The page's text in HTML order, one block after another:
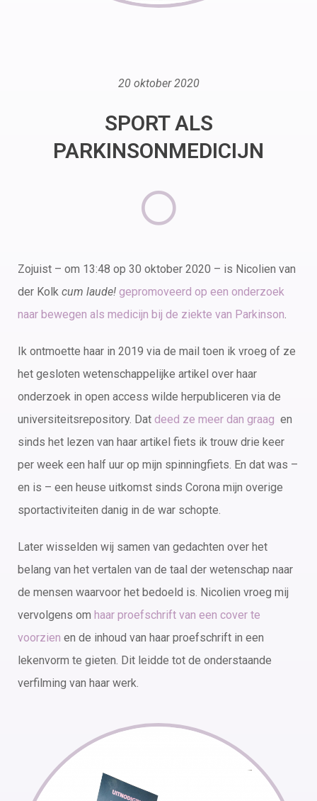
20 oktober 2020
SPORT ALS
PARKINSONMEDICIJN
Zojuist – om 13:48 op 30 oktober 2020 – is Nicolien van
der Kolk cum laude! gepromoveerd op een onderzoek
naar bewegen als medicijn bij de ziekte van Parkinson.
Ik ontmoette haar in 2019 via de mail toen ik vroeg of ze
het gesloten wetenschappelijke artikel over haar
onderzoek in open access wilde herpubliceren via de
universiteitsrepository. Dat deed ze meer dan graag en
sinds het lezen van haar artikel fiets ik trouw drie keer
per week een half uur op mijn spinningfiets. En dat was –
en is – een heuse uitkomst sinds Corona mijn overige
sportactiviteiten danig in de war schopte.
Later wisselden wij samen van gedachten over het
belang van het vertalen van de taal der wetenschap naar
de mensen waarvoor het bedoeld is. Nicolien vroeg mij
vervolgens om haar proefschrift van een cover te
voorzien en de inhoud van haar proefschrift in een
lekenvorm te gieten. Dit leidde tot de onderstaande
verfilming van haar werk.